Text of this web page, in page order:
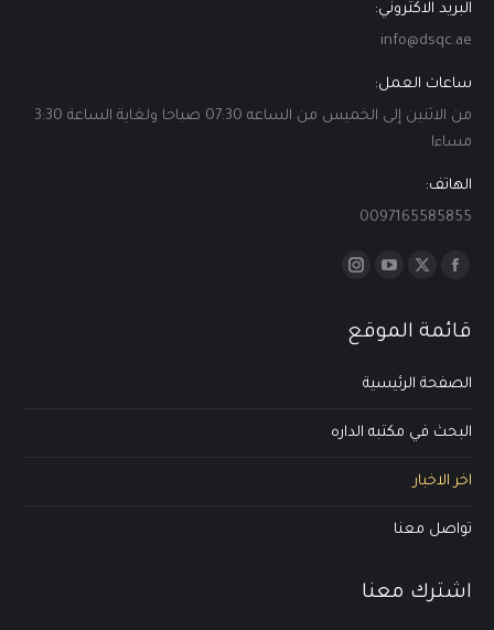
البريد الاكتروني:
info@dsqc.ae
ساعات العمل:
من الاثنين إلى الخميس من الساعه 07:30 صباحا ولغاية الساعة 3:30
مساءا
الهاتف:
0097165585855
Find us on:
Facebook
opens
new
X
opens
new
YouTube
opens
new
Instagram
opensقائمة الموقع
الصفحة الرئيسية
البحث في مكتبه الداره
اخر الاخبار
تواصل معنا
اشترك معنا